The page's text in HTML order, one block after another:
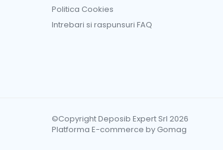
Politica Cookies
Intrebari si raspunsuri FAQ
©Copyright Deposib Expert Srl 2026
Platforma E-commerce by Gomag